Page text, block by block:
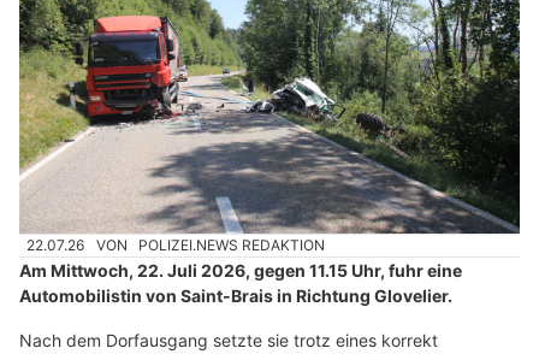
22.07.26 VON POLIZEI.NEWS REDAKTION
Am Mittwoch, 22. Juli 2026, gegen 11.15 Uhr, fuhr eine
Automobilistin von Saint-Brais in Richtung Glovelier.
Nach dem Dorfausgang setzte sie trotz eines korrekt